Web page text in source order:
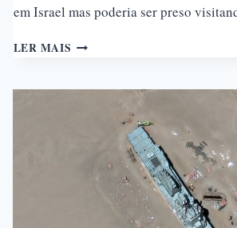
em Israel mas poderia ser preso
LER MAIS
INTERNACIONAL
JUSTIÇA
GLOBAL